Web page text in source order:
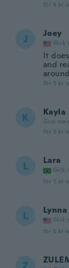
för 5 år
J Joey
Gick
It
and
för 5 år
K Kayla
Gick
för 5 år
L Lara
Gick
för 5 år
L Lynna
Gick
för 5 år